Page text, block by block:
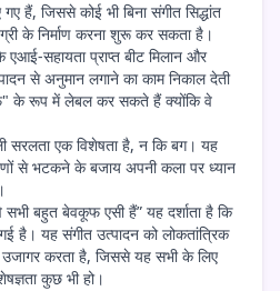
हैं, जिससे कोई भी बिना संगीत सिद्धांत
के निर्माण करना शुरू कर सकता है।
सहायता प्राप्त बीट मिलान और
से अनुमान लगाने का काम निकाल देती
के रूप में लेबल कर सकते हैं क्योंकि वे
सरलता एक विशेषता है, न कि बग। यह
से भटकने के बजाय अपनी कला पर ध्यान
बहुत बेवकूफ एसी हैं” यह दर्शाता है कि
है। यह संगीत उत्पादन को लोकतांत्रिक
उजागर करता है, जिससे यह सभी के लिए
कुछ भी हो।